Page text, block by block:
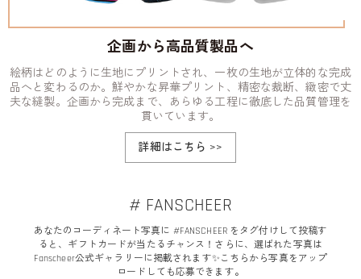
企画から高品質製品へ
絵柄はどのように生地にプリントされ、一枚の生地が立体的な完成
品へと変わるのか。鮮やかな昇華プリント、精密な裁断、緻密で丈
夫な縫製。企画から完成まで、あらゆる工程に徹底した品質管理を
貫いています。
詳細はこちら >>
# FANSCHEER
あなたのコーディネート写真に #FANSCHEER をタグ付けして投稿す
ると、ギフトカードが当たるチャンス！さらに、選ばれた写真は
Fanscheer公式ギャラリーに掲載されます✨こちらから写真をアップ
ロードしても応募できます。